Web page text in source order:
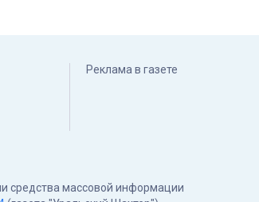
Реклама в газете
средства массовой информации